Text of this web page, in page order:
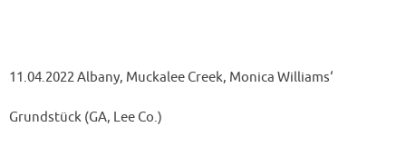
11.04.2022 Albany, Muckalee Creek, Monica Williams‘
Grundstück (GA, Lee Co.)